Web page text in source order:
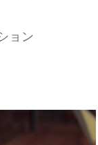
ョン